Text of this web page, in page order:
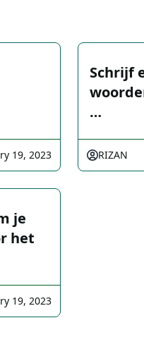
19, 2023
Schrijf
…
RIZAN
je
het
19, 2023